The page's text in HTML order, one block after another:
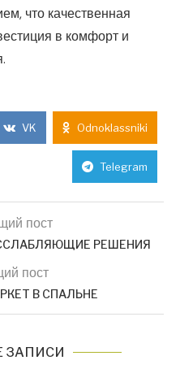
что качественная
в комфорт и
VK Odnoklassniki
Telegram
пост
РЕШЕНИЯ
пост
В СПАЛЬНЕ
ЗАПИСИ